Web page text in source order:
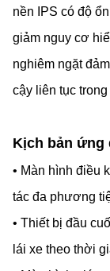
nền IPS có độ
giảm nguy cơ
nghiêm ngặt
cậy liên tục
Kịch bản ứng
• Màn hình điều
tác đa phương
• Thiết bị đầu
lái xe theo thời